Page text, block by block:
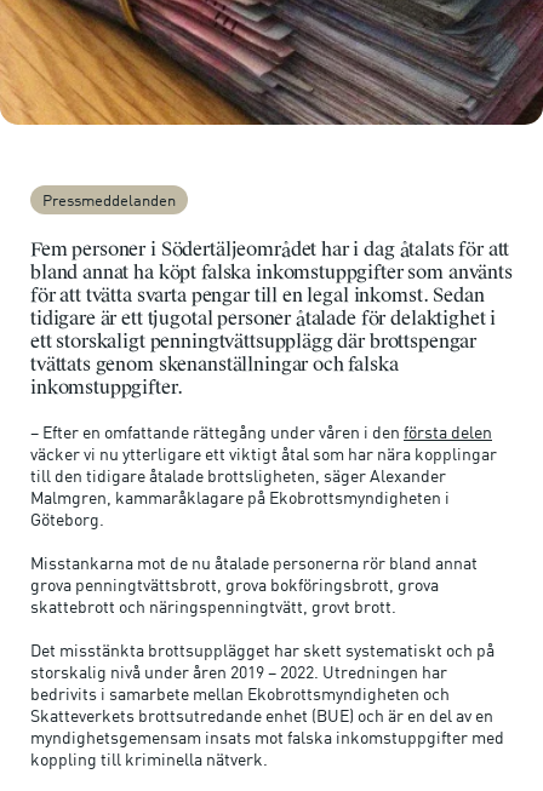
Pressmeddelanden
Fem personer i Södertäljeområdet har i dag åtalats för att
bland annat ha köpt falska inkomstuppgifter som använts
för att tvätta svarta pengar till en legal inkomst. Sedan
tidigare är ett tjugotal personer åtalade för delaktighet i
ett storskaligt penningtvättsupplägg där brottspengar
tvättats genom skenanställningar och falska
inkomstuppgifter.
– Efter en omfattande rättegång under våren i den första delen
väcker vi nu ytterligare ett viktigt åtal som har nära kopplingar
till den tidigare åtalade brottsligheten, säger Alexander
Malmgren, kammaråklagare på Ekobrottsmyndigheten i
Göteborg.
Misstankarna mot de nu åtalade personerna rör bland annat
grova penningtvättsbrott, grova bokföringsbrott, grova
skattebrott och näringspenningtvätt, grovt brott.
Det misstänkta brottsupplägget har skett systematiskt och på
storskalig nivå under åren 2019 – 2022. Utredningen har
bedrivits i samarbete mellan Ekobrottsmyndigheten och
Skatteverkets brottsutredande enhet (BUE) och är en del av en
myndighetsgemensam insats mot falska inkomstuppgifter med
koppling till kriminella nätverk.